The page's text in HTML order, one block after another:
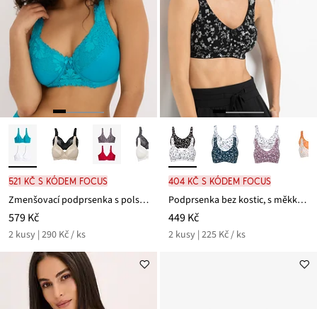
521 Kč s kódem FOCUS
Zmenšovací podprsenka s polstrovanými ramínky (2 ks v balení)
579 Kč
2 kusy | 290 Kč / ks
404 Kč s kódem FOCUS
Podprsenka bez kostic, s měkkou organickou bavlnou (2 ks v balení)
449 Kč
2 kusy | 225 Kč / ks